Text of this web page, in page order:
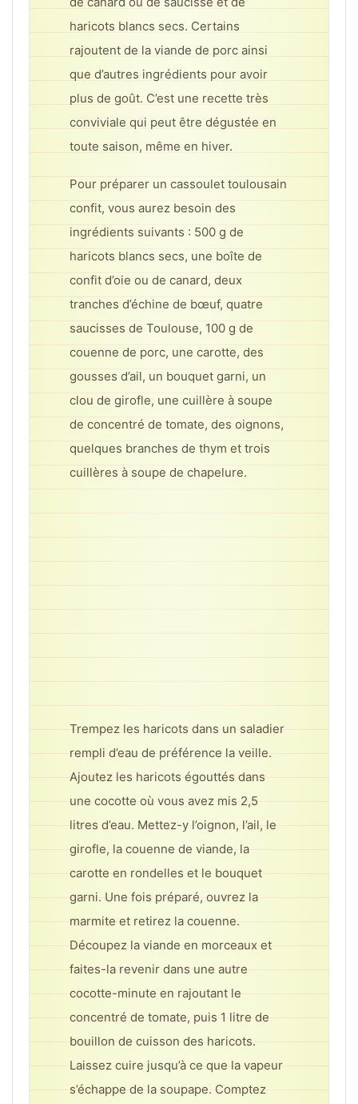
haricots blancs secs. Certains
rajoutent de la viande de porc ainsi
que d’autres ingrédients pour avoir
plus de goût. C’est une recette très
conviviale qui peut être dégustée en
toute saison, même en hiver.
Pour préparer un cassoulet toulousain
confit, vous aurez besoin des
ingrédients suivants : 500 g de
haricots blancs secs, une boîte de
confit d’oie ou de canard, deux
tranches d’échine de bœuf, quatre
saucisses de Toulouse, 100 g de
couenne de porc, une carotte, des
gousses d’ail, un bouquet garni, un
clou de girofle, une cuillère à soupe
de concentré de tomate, des oignons,
quelques branches de thym et trois
cuillères à soupe de chapelure.
Trempez les haricots dans un saladier
rempli d’eau de préférence la veille.
Ajoutez les haricots égouttés dans
une cocotte où vous avez mis 2,5
litres d’eau. Mettez-y l’oignon, l’ail, le
girofle, la couenne de viande, la
carotte en rondelles et le bouquet
garni. Une fois préparé, ouvrez la
marmite et retirez la couenne.
Découpez la viande en morceaux et
faites-la revenir dans une autre
cocotte-minute en rajoutant le
concentré de tomate, puis 1 litre de
bouillon de cuisson des haricots.
Laissez cuire jusqu’à ce que la vapeur
s’échappe de la soupape. Comptez